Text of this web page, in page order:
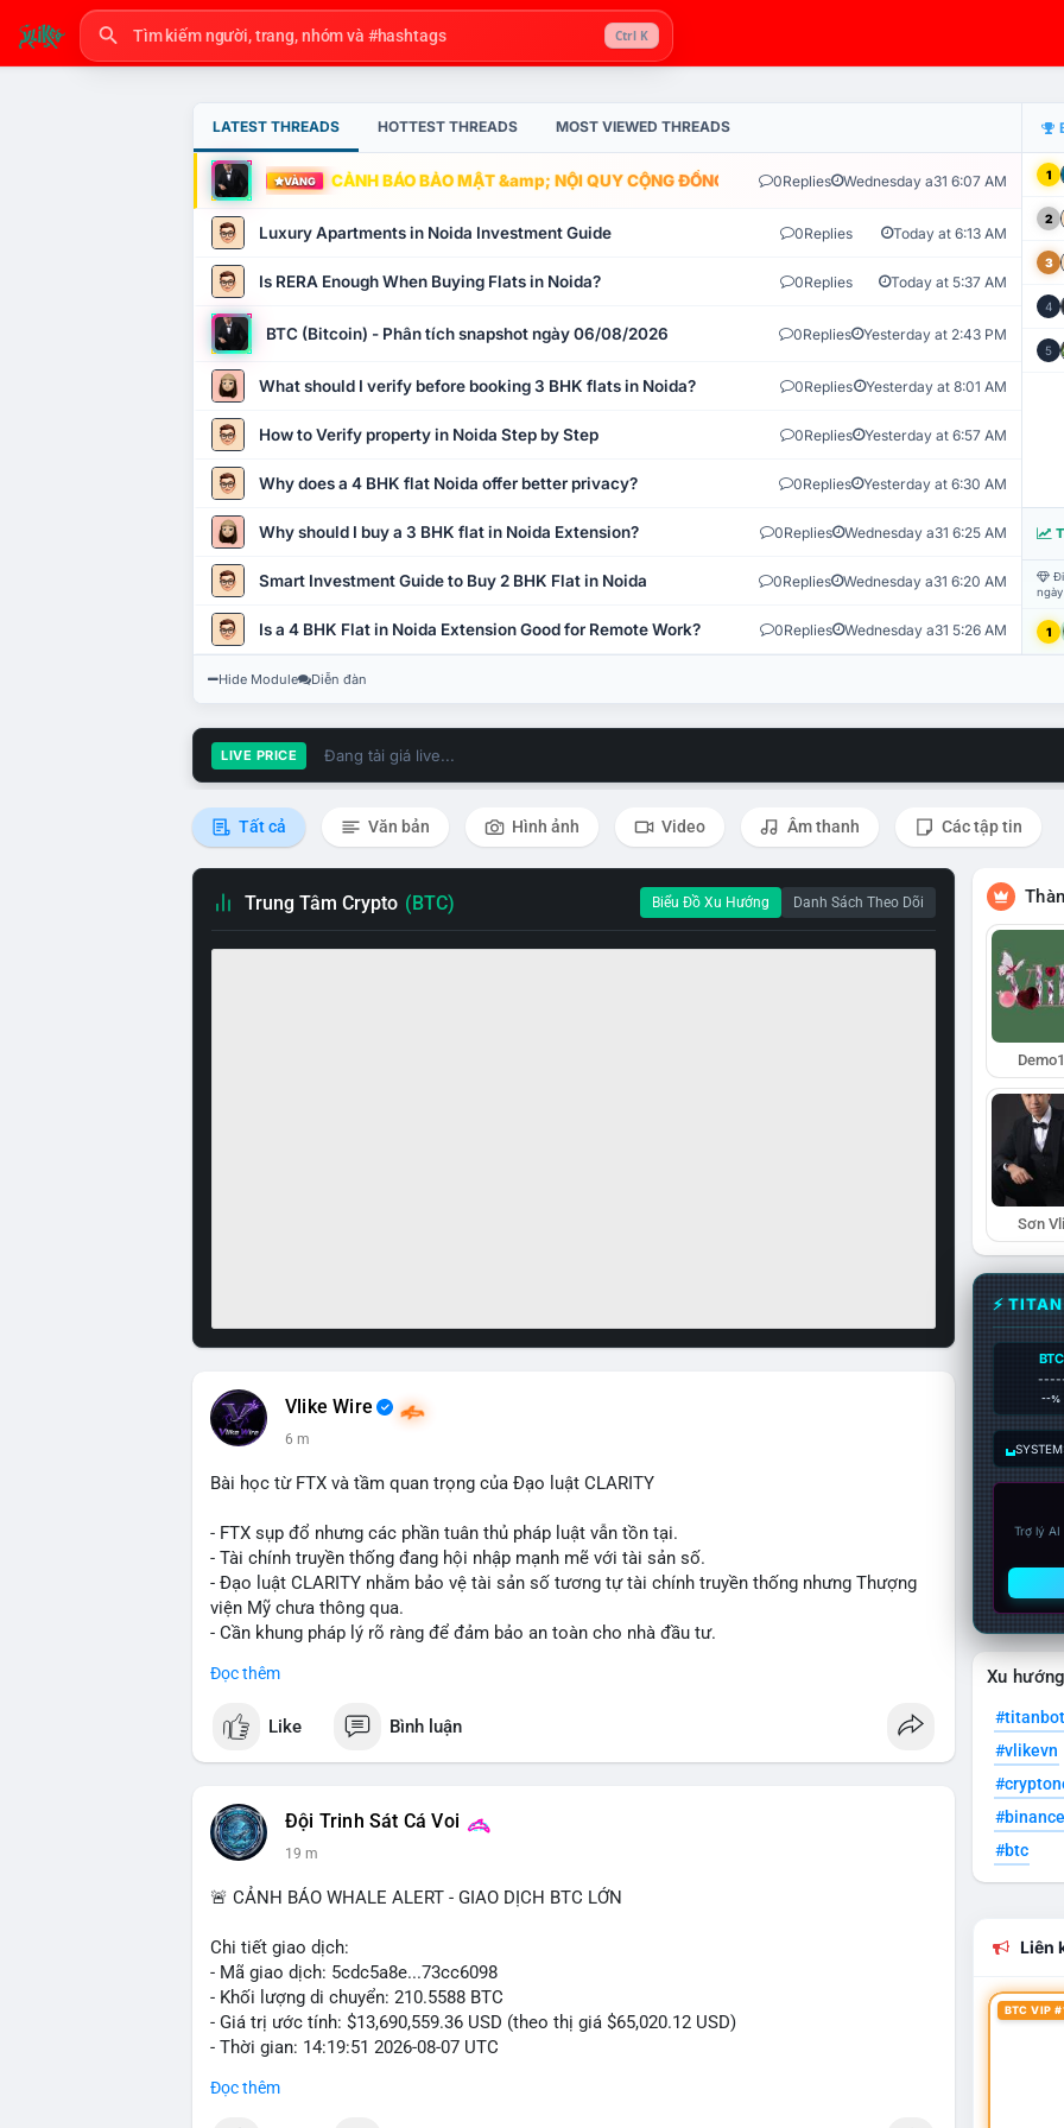
Ctrl K
LATEST THREADS HOTTEST THREADS MOST VIEWED THREADS
VÀNG CẢNH BÁO BẢO MẬT &amp; NỘI QUY CỘNG ĐỒNG VLIKE.VN: HỆ THỐNG GIÁM SÁT TỰ
0Replies Wednesday a31 6:07 AM
Luxury Apartments in Noida Investment Guide 0Replies Today at 6:13 AM
Is RERA Enough When Buying Flats in Noida? 0Replies Today at 5:37 AM
BTC (Bitcoin) - Phân tích snapshot ngày 06/08/2026 0Replies Yesterday at 2:43 PM
What should I verify before booking 3 BHK flats in Noida? 0Replies Yesterday at 8:01 AM
How to Verify property in Noida Step by Step 0Replies Yesterday at 6:57 AM
Why does a 4 BHK flat Noida offer better privacy? 0Replies Yesterday at 6:30 AM
Why should I buy a 3 BHK flat in Noida Extension? 0Replies Wednesday a31 6:25 AM
Smart Investment Guide to Buy 2 BHK Flat in Noida 0Replies Wednesday a31 6:20 AM
Is a 4 BHK Flat in Noida Extension Good for Remote Work? 0Replies Wednesday a31 5:26 AM
1
2
3
4
5
1
Hide Module Diễn đàn
LIVE PRICE Đang tải giá live...
Tất cả Văn bản Hình ảnh Video Âm thanh Các tập tin
Trung Tâm Crypto (BTC) Biểu Đồ Xu Hướng Danh Sách Theo Dõi
Vlike Wire
6 m
Bài học từ FTX và tầm quan trọng của Đạo luật CLARITY
- FTX sụp đổ nhưng các phần tuân thủ pháp luật vẫn tồn tại.
- Tài chính truyền thống đang hội nhập mạnh mẽ với tài sản số.
- Đạo luật CLARITY nhằm bảo vệ tài sản số tương tự tài chính truyền thống nhưng Thượng
viện Mỹ chưa thông qua.
- Cần khung pháp lý rõ ràng để đảm bảo an toàn cho nhà đầu tư.
#binancesquare
$btc $eth
📰 Nguồn: CoinDesk
Đọc thêm
Like Bình luận
Đội Trinh Sát Cá Voi
19 m
🚨 CẢNH BÁO WHALE ALERT - GIAO DỊCH BTC LỚN
Chi tiết giao dịch:
- Mã giao dịch: 5cdc5a8e...73cc6098
- Khối lượng di chuyển: 210.5588 BTC
- Giá trị ước tính: $13,690,559.36 USD (theo thị giá $65,020.12 USD)
- Thời gian: 14:19:51 2026-08-07 UTC
Nhận định phân tích hành vi của Cá voi dựa trên giao dịch này (ví dụ: chuyển dịch lượng lớn
Đọc thêm
Sơn
⚡
BTC
--%
Trợ lý
Xu
#titanbot
#vlikevn
#btc
Liên
BTC VIP